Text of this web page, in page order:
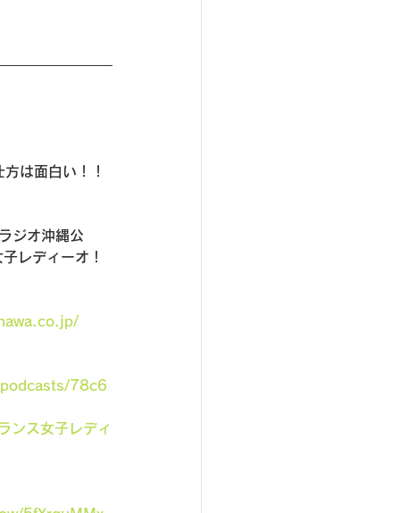
は面白い！！
ジオ沖縄公
レディーオ！
78c6
ス女子レディ